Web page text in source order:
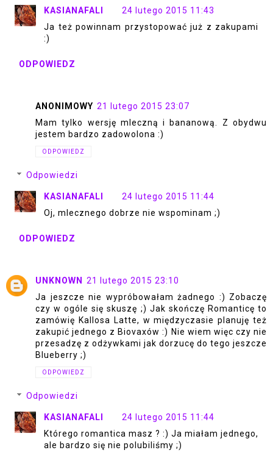
KASIANAFALI
24 lutego 2015 11:43
Ja też powinnam przystopować już z zakupami
:)
ODPOWIEDZ
ANONIMOWY 21 lutego 2015 23:07
Mam tylko wersję mleczną i bananową. Z obydwu
jestem bardzo zadowolona :)
ODPOWIEDZ
Odpowiedzi
KASIANAFALI
24 lutego 2015 11:44
Oj, mlecznego dobrze nie wspominam ;)
ODPOWIEDZ
UNKNOWN
21 lutego 2015 23:10
Ja jeszcze nie wypróbowałam żadnego :) Zobaczę
czy w ogóle się skuszę ;) Jak skończę Romanticę to
zamówię Kallosa Latte, w międzyczasie planuję też
zakupić jednego z Biovaxów :) Nie wiem więc czy nie
przesadzę z odżywkami jak dorzucę do tego jeszcze
Blueberry ;)
ODPOWIEDZ
Odpowiedzi
KASIANAFALI
24 lutego 2015 11:44
Którego romantica masz ? :) Ja miałam jednego,
ale bardzo się nie polubiliśmy ;)